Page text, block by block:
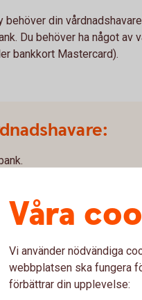
behöver din
Du behöver ha något av
bankkort Mastercard).
tjänster i internetbanken
appen.
gå igenom flödet.
Våra
Vi använder nödvändiga
webbplatsen ska fungera
förbättrar din upplevelse: